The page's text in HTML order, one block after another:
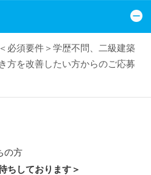
必須要件＞学歴不問、二級建築
方を改善したい方からのご応募
の方
ちしております＞